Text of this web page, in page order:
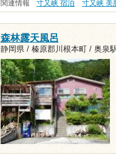
関連情報 寸又峡 宿泊 寸又峡 美
森林露天風呂
静岡県 / 榛原郡川根本町 / 奥泉